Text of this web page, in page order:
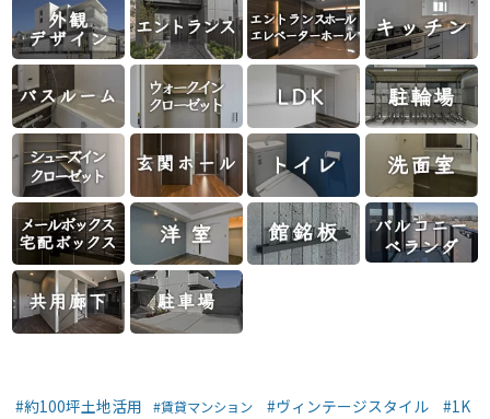
約100坪土地活用 賃貸マンション ヴィンテージスタイル
1K